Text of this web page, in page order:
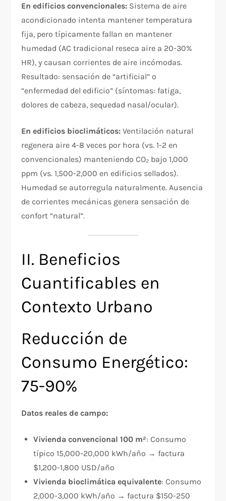
En edificios convencionales: Sistema de aire
acondicionado intenta mantener temperatura
fija, pero típicamente fallan en mantener
humedad (AC tradicional reseca aire a 20-30%
HR), y causan corrientes de aire incómodas.
Resultado: sensación de “artificial” o
“enfermedad del edificio” (síntomas: fatiga,
dolores de cabeza, sequedad nasal/ocular).​
En edificios bioclimáticos: Ventilación natural
regenera aire 4-8 veces por hora (vs. 1-2 en
convencionales) manteniendo CO₂ bajo 1,000
ppm (vs. 1,500-2,000 en edificios sellados).
Humedad se autorregula naturalmente. Ausencia
de corrientes mecánicas genera sensación de
confort “natural”.
II. Beneficios
Cuantificables en
Contexto Urbano
Reducción de
Consumo Energético:
75-90%
Datos reales de campo:
Vivienda convencional 100 m²: Consumo
típico 15,000-20,000 kWh/año → factura
$1,200-1,800 USD/año
Vivienda bioclimática equivalente: Consumo
2,000-3,000 kWh/año → factura $150-250